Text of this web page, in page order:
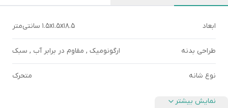
ابعاد 1.5x1.5x18.5 سانتی‌متر
طراحی بدنه ارگونومیک , مقاوم در برابر آب , سبک
نوع شانه متحرک
نمایش بیشتر